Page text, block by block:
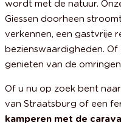
wordt met de natuur.
Giessen doorheen
verkennen, een gastvrije
bezienswaardigheden.
genieten van de
Of u nu op zoek bent
van Straatsburg of een
kamperen met de